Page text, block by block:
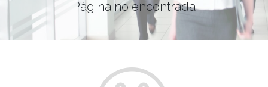
Página no encontrada